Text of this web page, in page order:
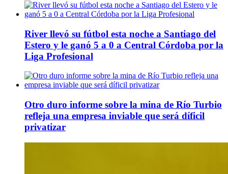
River llevó su fútbol esta noche a Santiago del
Estero y le ganó 5 a 0 a Central Córdoba por la
Liga Profesional
Otro duro informe sobre la mina de Río Turbio
refleja una empresa inviable que será díficil
privatizar